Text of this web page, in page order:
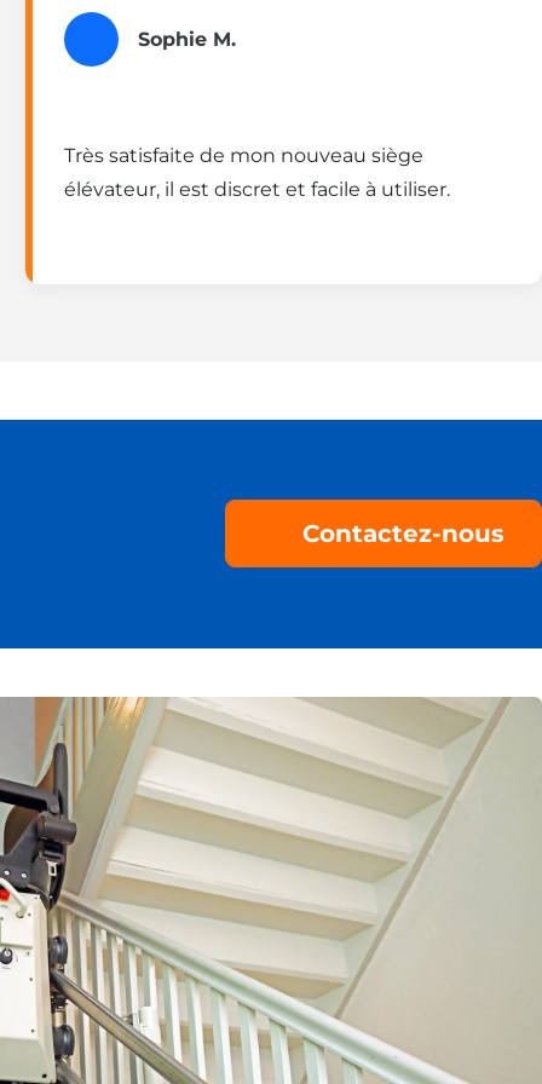
Sophie M.
Très satisfaite de mon nouveau siège
élévateur, il est discret et facile à utiliser.
Contactez-nous